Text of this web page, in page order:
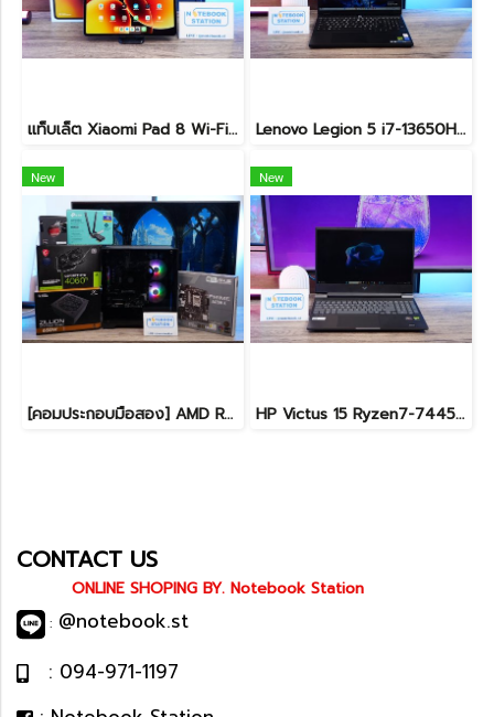
แท็บเล็ต Xiaomi Pad 8 Wi-Fi (8+128GB) Gray ขนาด 11.2นิ้ว เครื่องสวยอุปกรณ์ครบกล่อง รีเซ็ตคืนค่าให้พร้อมใช้งาน ราคาสุดคุ้มเพียง 8,990.- ประกันศูนย์ยาว1ปีกว่า Lenovo Legion 5 i7-13650HX RTX5060(8GB) RAM16 512GB M.2 จอ15.3นิ้ว FHD+ 165Hz เกมมิ่งสเปคสูง คีย์บอร์ดไฟสีขาว ดีไซน์เรียบหรูดูทันสมัย ประกันศูนย์ยาวถึงปี2028 เครื่องพร้อมใช้งานในราคาสุดคุ้มเพียง 39,990.-
New
[คอมประกอบมือสอง] AMD Ryzen5-7500F / RTX-4060Ti(8GB) / 16B(8GBx2) DDR5 5600MHz / 1TB SSD M.2 / ASUS PRIME A620M-K / SUPER FLOWER ZILLION 650W 80 PLUS BRONZE สเปคสูง พร้อมใช้งานในราาสุดคุ้มเพียง 24,990.-
New
HP Victus 15 Ryzen7-7445HS RTX4050(6GB) Ram16 SSD512GB จอ15.6 FHD 144Hz เกมมิ่งสเปคสูง มีประกันศูนย์ เพียง 26,900.-
CONTACT US
ONLINE SHOPING BY. Notebook Station
: @notebook.st
: 094-971-1197